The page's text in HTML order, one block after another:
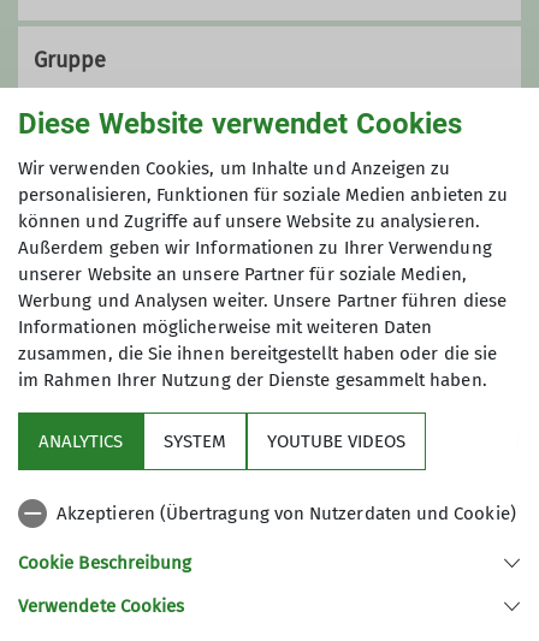
Gruppe
Familiengruppe
Ihr seid eine aktive Familie, seid gerne
draußen unterwegs und ihr habt Lust
auf gemeinsame Aktivitäten? Dann
seid ihr bei uns genau richtig! Unser
Programm richtet sich zurzeit an
Wenn ihr Interesse an
Unternehmungen für Familien mit
meldet euch gerne bei uns. Es wäre
schön, wenn sich wieder Familien mit
Familiengruppe vernetzen, um
Sektion
DAV
Sektion Koblenz des Deutschen Alpenvereins e.V.
Diese Website verwendet Cookies
Wir verwenden Cookies, um Inhalte und Anzeigen zu
personalisieren, Funktionen für soziale Medien anbieten zu
können und Zugriffe auf unsere Website zu analysieren.
Außerdem geben wir Informationen zu Ihrer Verwendung
unserer Website an unsere Partner für soziale Medien,
Werbung und Analysen weiter. Unsere Partner führen diese
Informationen möglicherweise mit weiteren Daten
zusammen, die Sie ihnen bereitgestellt haben oder die sie
im Rahmen Ihrer Nutzung der Dienste gesammelt haben.
ANALYTICS SYSTEM YOUTUBE VIDEOS
Akzeptieren (Übertragung von Nutzerdaten und Cookie)
Cookie Beschreibung
Verwendete Cookies